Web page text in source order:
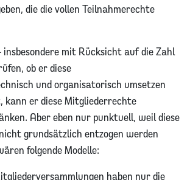
die die vollen Teilnahmerechte
insbesondere mit Rücksicht auf die Zahl
ob er diese
und organisatorisch umsetzen
kann er diese Mitgliederrechte
Aber eben nur punktuell, weil diese
grundsätzlich entzogen werden
folgende Modelle:
haben nur die